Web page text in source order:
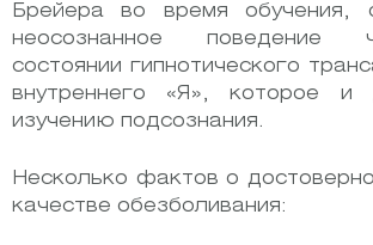
Брейера во время обучения,
неосознанное поведение
состоянии гипнотического
внутреннего «Я», которое и
изучению подсознания.
Несколько фактов о
качестве обезболивания: